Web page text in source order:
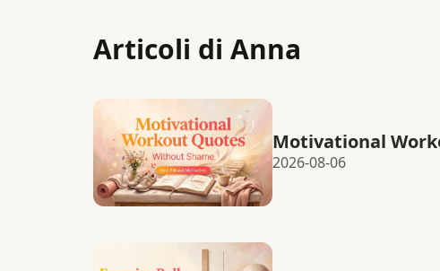
Articoli di Anna
Motivational
2026-08-06